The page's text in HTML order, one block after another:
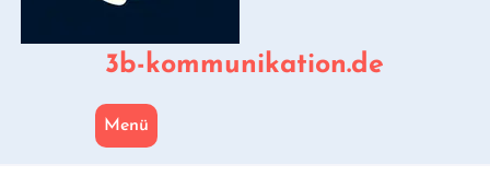
3b-kommunikation.de
Menü